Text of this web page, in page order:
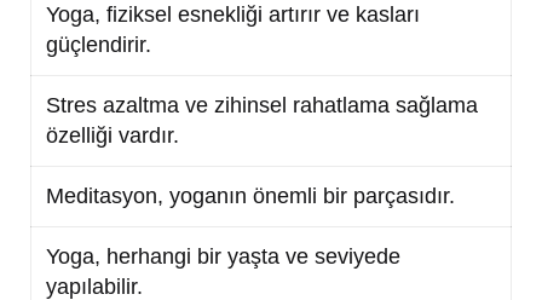
Yoga, fiziksel esnekliği artırır ve kasları
güçlendirir.
Stres azaltma ve zihinsel rahatlama sağlama
özelliği vardır.
Meditasyon, yoganın önemli bir parçasıdır.
Yoga, herhangi bir yaşta ve seviyede
yapılabilir.